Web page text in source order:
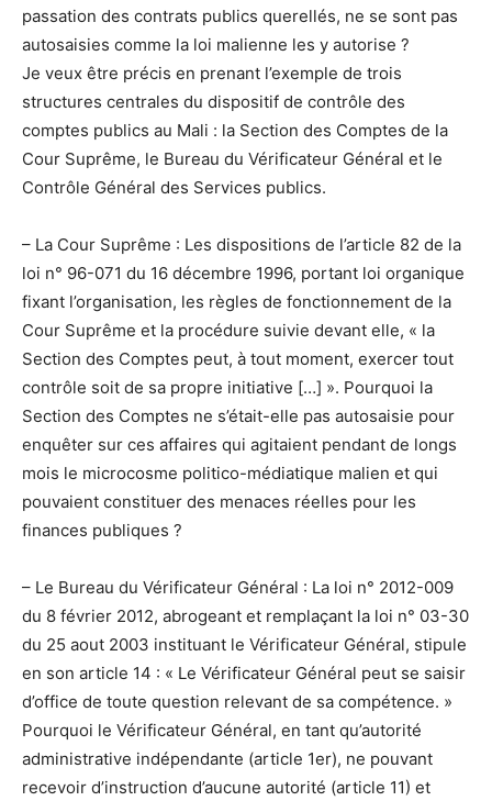
passation des contrats publics querellés, ne se sont pas
autosaisies comme la loi malienne les y autorise ?
Je veux être précis en prenant l’exemple de trois
structures centrales du dispositif de contrôle des
comptes publics au Mali : la Section des Comptes de la
Cour Suprême, le Bureau du Vérificateur Général et le
Contrôle Général des Services publics.
– La Cour Suprême : Les dispositions de l’article 82 de la
loi n° 96-071 du 16 décembre 1996, portant loi organique
fixant l’organisation, les règles de fonctionnement de la
Cour Suprême et la procédure suivie devant elle, « la
Section des Comptes peut, à tout moment, exercer tout
contrôle soit de sa propre initiative […] ». Pourquoi la
Section des Comptes ne s’était-elle pas autosaisie pour
enquêter sur ces affaires qui agitaient pendant de longs
mois le microcosme politico-médiatique malien et qui
pouvaient constituer des menaces réelles pour les
finances publiques ?
– Le Bureau du Vérificateur Général : La loi n° 2012-009
du 8 février 2012, abrogeant et remplaçant la loi n° 03-30
du 25 aout 2003 instituant le Vérificateur Général, stipule
en son article 14 : « Le Vérificateur Général peut se saisir
d’office de toute question relevant de sa compétence. »
Pourquoi le Vérificateur Général, en tant qu’autorité
administrative indépendante (article 1er), ne pouvant
recevoir d’instruction d’aucune autorité (article 11) et